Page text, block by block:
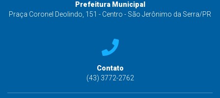
Prefeitura Municipal
Praça Coronel Deolindo, 151 - Centro - São Jerônimo da Serra/PR
Contato
(43) 3772-2762